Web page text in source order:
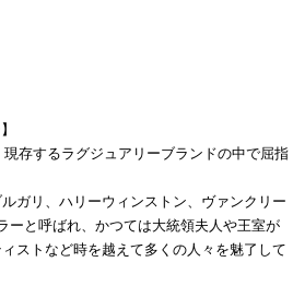
存するラグジュアリーブランドの中で屈指
ガリ、ハリーウィンストン、ヴァンクリー
ーと呼ばれ、かつては大統領夫人や王室が
ストなど時を越えて多くの人々を魅了して